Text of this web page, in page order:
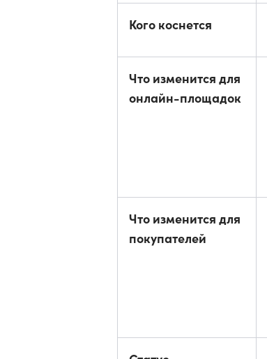
Кого коснется
Что изменится для
онлайн-площадок
Что изменится для
покупателей